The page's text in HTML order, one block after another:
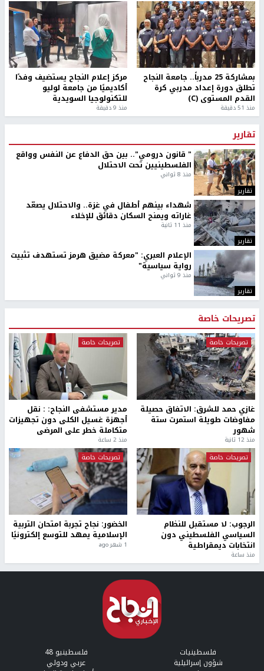
بمشاركة 25 مدرباً.. جامعة النجاح
تطلق دورة إعداد مدربي كرة
القدم المستوى (C)
منذ 51 دقيقة
مركز إعلام النجاح يستضيف وفدًا
أكاديميًا من جامعة لوليو
للتكنولوجيا السويدية
منذ 9 دقيقة
تقارير
تقارير
" قانون درومي".. بين حق الدفاع عن النفس وواقع
الفلسطينيين تحت الاحتلال
منذ 8 ثواني
تقارير
شهداء بينهم أطفال في غزة.. والاحتلال يصعّد
غاراته ويمنح السكان دقائق للإخلاء
منذ 11 ثانية
تقارير
الإعلام العبري: "معركة مضيق هرمز تستهدف تثبيت
رواية سياسية"
منذ 9 ثواني
تصريحات خاصة
تصريحات خاصة
غازي حمد للشرق: الاتفاق حصيلة
مفاوضات طويلة استمرت ستة
شهور
منذ 12 ثانية
تصريحات خاصة
مدير مستشفى النجاح: : نقل
أجهزة غسيل الكلى دون تجهيزات
متكاملة خطر على المرضى
منذ 2 ساعة
تصريحات خاصة
الرجوب: لا مستقبل للنظام
السياسي الفلسطيني دون
انتخابات ديمقراطية
منذ ساعة
تصريحات خاصة
الخضور: نجاح تجربة امتحان التربية
الإسلامية يمهد للتوسع إلكترونيًا
1 شهر ago
فلسطينيات فلسطينيو 48
شؤون إسرائيلية عربي ودولي